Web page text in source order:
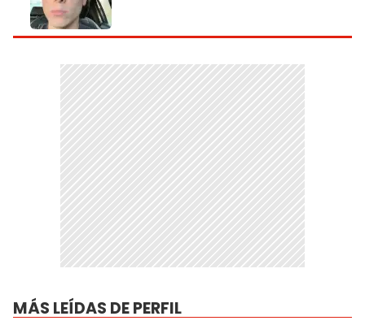
MÁS LEÍDAS DE PERFIL